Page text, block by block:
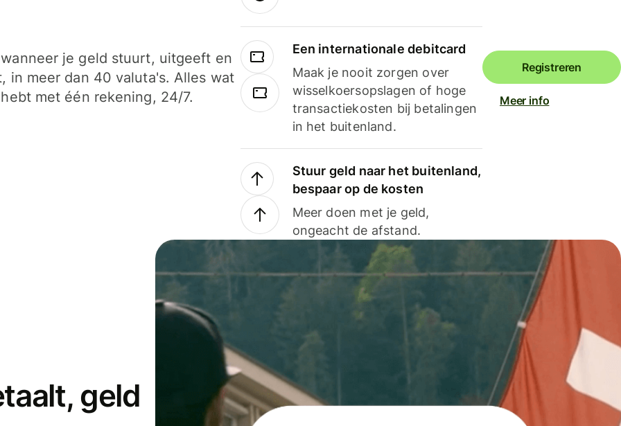
je geld stuurt, uitgeeft en
in meer dan 40 valuta's. Alles wat
met één rekening, 24/7.
Een internationale debitcard
Maak je nooit zorgen over
wisselkoersopslagen of hoge
transactiekosten bij betalingen
in het buitenland.
Stuur geld naar het buitenland,
bespaar op de kosten
Meer doen met je geld,
ongeacht de afstand.
Registreren
Meer info
geld